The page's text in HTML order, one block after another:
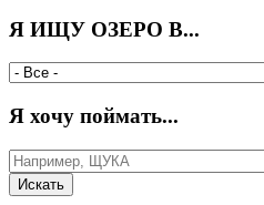
Я ИЩУ ОЗЕРО В...
Я хочу поймать...